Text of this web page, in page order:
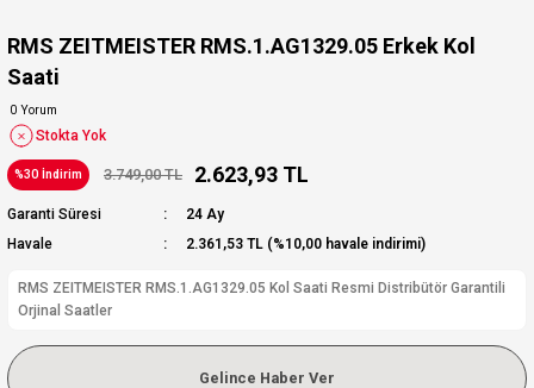
RMS ZEITMEISTER RMS.1.AG1329.05 Erkek Kol
Saati
0 Yorum
Stokta Yok
%30 İndirim 3.749,00 TL 2.623,93 TL
Garanti Süresi
24 Ay
Havale
2.361,53 TL (%10,00 havale indirimi)
RMS ZEITMEISTER RMS.1.AG1329.05 Kol Saati Resmi Distribütör Garantili
Orjinal Saatler
Gelince Haber Ver